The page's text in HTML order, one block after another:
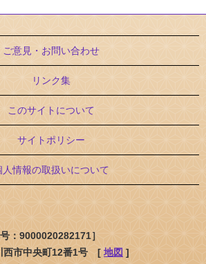
ご意見・お問い合わせ
リンク集
このサイトについて
サイトポリシー
人情報の取扱いについて
：9000020282171］
西市中央町12番1号 [ 地図 ]